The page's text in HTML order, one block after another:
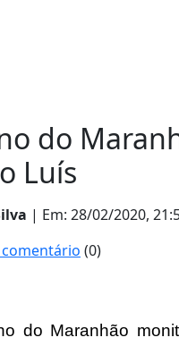
do
Luís
| Em: 28/02/2020,
(0)
do Maranhão